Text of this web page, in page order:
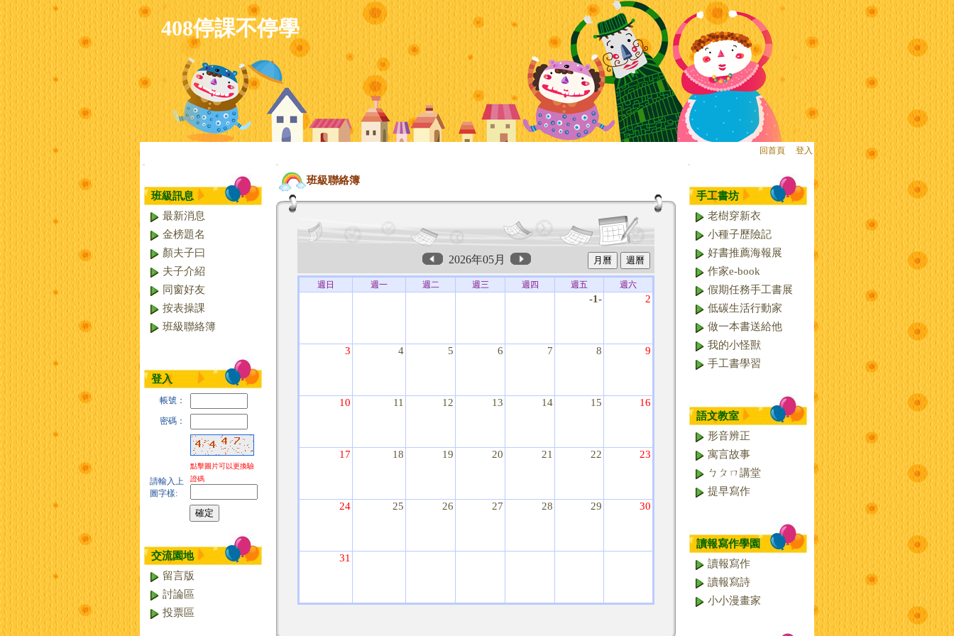
408停課不停學
回首頁 登入
:::
班級訊息
最新消息
金榜題名
顏夫子曰
夫子介紹
同窗好友
按表操課
班級聯絡簿
登入
帳號：
密碼：
請輸入上
圖字樣:
點擊圖片可以更換驗
證碼
交流園地
留言版
討論區
投票區
:::
班級聯絡簿
2026年05月
週日 週一 週二 週三 週四 週五 週六
-1- 2
3 4 5 6 7 8 9
10 11 12 13 14 15 16
17 18 19 20 21 22 23
24 25 26 27 28 29 30
31
:::
手工書坊
老樹穿新衣
小種子歷險記
好書推薦海報展
作家e-book
假期任務手工書展
低碳生活行動家
做一本書送給他
我的小怪獸
手工書學習
語文教室
形音辨正
寓言故事
ㄅㄆㄇ講堂
提早寫作
讀報寫作學園
讀報寫作
讀報寫詩
小小漫畫家